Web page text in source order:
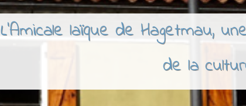
L'Amicale laïque de Hagetmau,
de la